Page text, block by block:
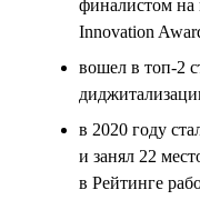
финалистом
Innovation
вошел в топ-2
в 2020 году
и занял 22
в Рейтинге